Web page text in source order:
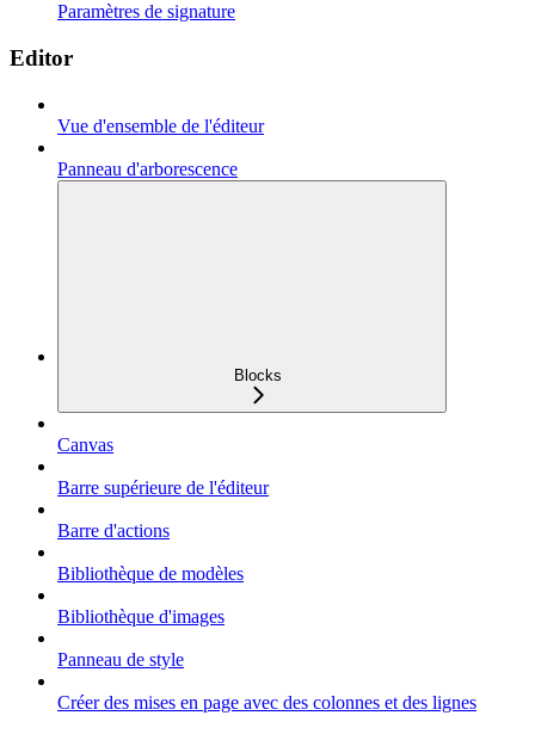
Paramètres de signature
Editor
Vue d'ensemble de l'éditeur
Panneau d'arborescence
Blocks
Canvas
Barre supérieure de l'éditeur
Barre d'actions
Bibliothèque de modèles
Bibliothèque d'images
Panneau de style
Créer des mises en page avec des colonnes et des lignes